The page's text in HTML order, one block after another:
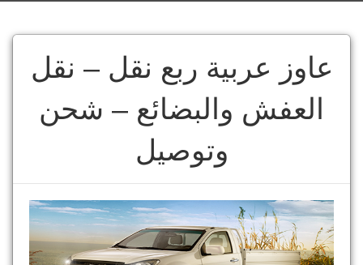
عاوز عربية ربع نقل – نقل
العفش والبضائع – شحن
وتوصيل